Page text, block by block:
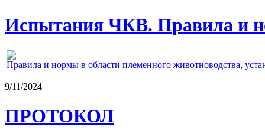
Испытания ЧКВ. Правила и
Правила и нормы в области племенного животноводства,
9/11/2024
ПРОТОКОЛ